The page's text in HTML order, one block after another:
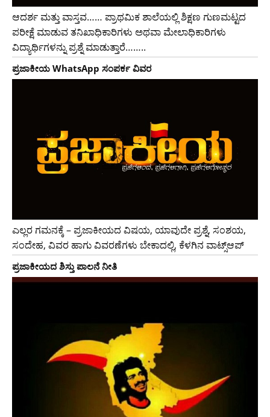
ಆದರ್ಶ ಮತ್ತು ವಾಸ್ತವ…… ಪ್ರಾಥಮಿಕ ಶಾಲೆಯಲ್ಲಿ ಶಿಕ್ಷಣ ಗುಣಮಟ್ಟದ
ಪರೀಕ್ಷೆ ಮಾಡುವ ತನಿಖಾಧಿಕಾರಿಗಳು ಅಥವಾ ಮೇಲಾಧಿಕಾರಿಗಳು
ವಿದ್ಯಾರ್ಥಿಗಳನ್ನು ಪ್ರಶ್ನೆ ಮಾಡುತ್ತಾರೆ……..
ಪ್ರಜಾಕೀಯ WhatsApp ಸಂಪರ್ಕ ವಿವರ
ಎಲ್ಲರ ಗಮನಕ್ಕೆ – ಪ್ರಜಾಕೀಯದ ವಿಷಯ, ಯಾವುದೇ ಪ್ರಶ್ನೆ, ಸಂಶಯ,
ಸಂದೇಹ, ವಿವರ ಹಾಗು ವಿವರಣೆಗಳು ಬೇಕಾದಲ್ಲಿ, ಕೆಳಗಿನ ವಾಟ್ಸ್ಆಪ್
ಪ್ರಜಾಕೀಯದ ಶಿಸ್ತು ಪಾಲನೆ ನೀತಿ